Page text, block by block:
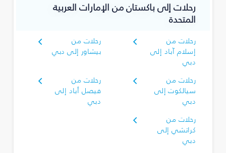
رحلات إلى باكستان من الإمارات العربية
المتحدة
رحلات من
إسلام آباد إلى
دبي
رحلات من
بيشاور إلى دبي
رحلات من
سيالكوت إلى
دبي
رحلات من
فيصل أباد إلى
دبي
رحلات من
كراتشي إلى
دبي